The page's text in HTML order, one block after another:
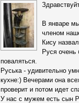
В январе
членом
Кису
Руся очень
поваляться.
Руська - удивительно
кухне:) Вечерами она
проверит и потом идет
У нас с мужем есть сын